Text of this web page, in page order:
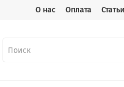
О нас Оплата